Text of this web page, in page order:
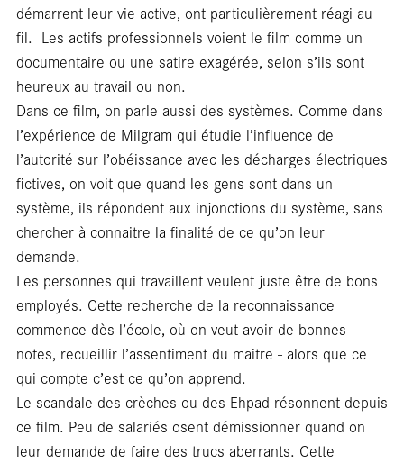
démarrent leur vie active, ont particulièrement réagi au
fil. Les actifs professionnels voient le film comme un
documentaire ou une satire exagérée, selon s’ils sont
heureux au travail ou non.
Dans ce film, on parle aussi des systèmes. Comme dans
l’expérience de Milgram qui étudie l’influence de
l’autorité sur l’obéissance avec les décharges électriques
fictives, on voit que quand les gens sont dans un
système, ils répondent aux injonctions du système, sans
chercher à connaitre la finalité de ce qu’on leur
demande.
Les personnes qui travaillent veulent juste être de bons
employés. Cette recherche de la reconnaissance
commence dès l’école, où on veut avoir de bonnes
notes, recueillir l’assentiment du maitre - alors que ce
qui compte c’est ce qu’on apprend.
Le scandale des crèches ou des Ehpad résonnent depuis
ce film. Peu de salariés osent démissionner quand on
leur demande de faire des trucs aberrants. Cette